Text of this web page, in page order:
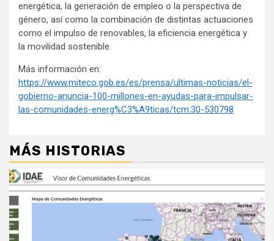
energética, la generación de empleo o la perspectiva de
género, así como la combinación de distintas actuaciones
como el impulso de renovables, la eficiencia energética y
la movilidad sostenible.
Más información en:
https://www.miteco.gob.es/es/prensa/ultimas-noticias/el-
gobierno-anuncia-100-millones-en-ayudas-para-impulsar-
las-comunidades-energ%C3%A9ticas/tcm:30-530798
MÁS HISTORIAS